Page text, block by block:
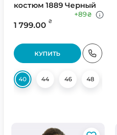
костюм 1889 Черный
1 799.00 ₴
+89₴
КУПИТЬ
40 44 46 48